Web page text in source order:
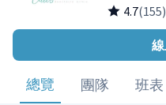
我
4.7(155)
總覽 團隊 班表